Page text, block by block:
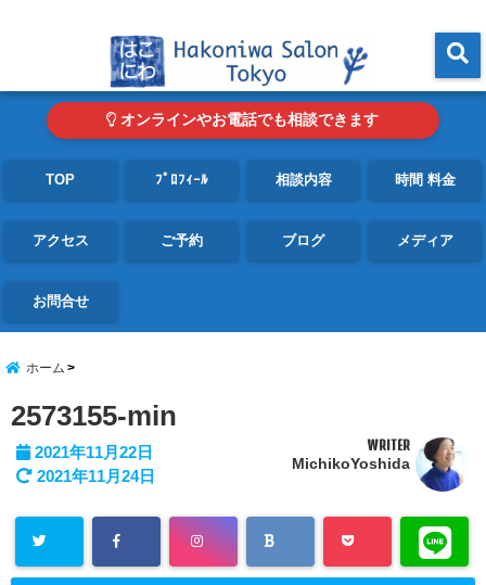
オンラインやお電話でも相談できます
TOP ﾌﾟﾛﾌｨｰﾙ 相談内容 時間 料金
アクセス ご予約 ブログ メディア
お問合せ
ホーム
2573155-min
2021年11月22日
2021年11月24日
WRITER
MichikoYoshida